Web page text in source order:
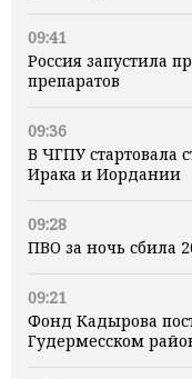
09:41
Россия запустила
препаратов
09:36
В ЧГПУ стартовала
Ирака и Иордании
09:28
ПВО за ночь сбила
09:21
Фонд Кадырова
Гудермесском